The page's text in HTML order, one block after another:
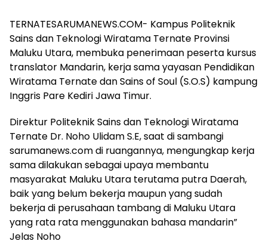
TERNATESARUMANEWS.COM- Kampus Politeknik
Sains dan Teknologi Wiratama Ternate Provinsi
Maluku Utara, membuka penerimaan peserta kursus
translator Mandarin, kerja sama yayasan Pendidikan
Wiratama Ternate dan Sains of Soul (S.O.S) kampung
Inggris Pare Kediri Jawa Timur.
Direktur Politeknik Sains dan Teknologi Wiratama
Ternate Dr. Noho Ulidam S.E, saat di sambangi
sarumanews.com di ruangannya, mengungkap kerja
sama dilakukan sebagai upaya membantu
masyarakat Maluku Utara terutama putra Daerah,
baik yang belum bekerja maupun yang sudah
bekerja di perusahaan tambang di Maluku Utara
yang rata rata menggunakan bahasa mandarin”
Jelas Noho